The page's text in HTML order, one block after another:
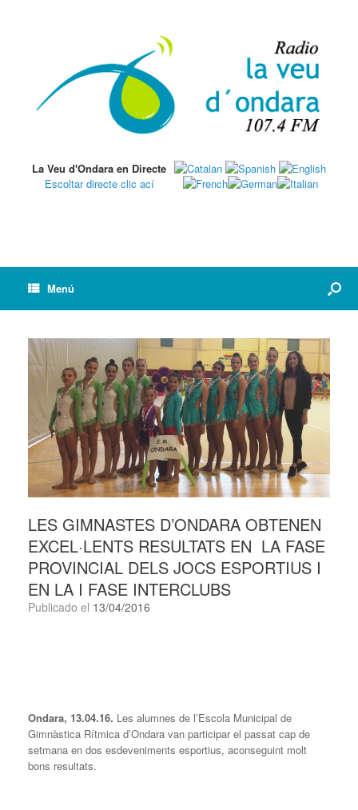
La Veu d'Ondara en Directe
Escoltar directe clic ací
Menú
LES GIMNASTES D’ONDARA OBTENEN
EXCEL·LENTS RESULTATS EN LA FASE
PROVINCIAL DELS JOCS ESPORTIUS I
EN LA I FASE INTERCLUBS
Publicado el 13/04/2016
Ondara, 13.04.16. Les alumnes de l’Escola Municipal de
Gimnàstica Rítmica d’Ondara van participar el passat cap de
setmana en dos esdeveniments esportius, aconseguint molt
bons resultats.